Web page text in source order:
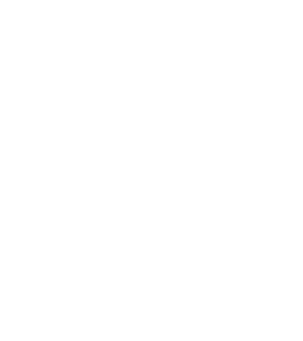
à l'auteur
photo de cette